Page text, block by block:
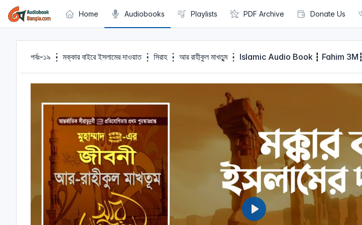
Cookies management panel
Home
Audiobooks Playlists PDF Archive Donate Us
পর্বঃ-১৯ ┇ মক্কার বাইরে ইসলামের দাওয়াত ┇ সিরাহ ┇ আর রাহীকুল মাখতুৃম ┇ Islamic Audio Book ┇ Fahim 3M┇
P